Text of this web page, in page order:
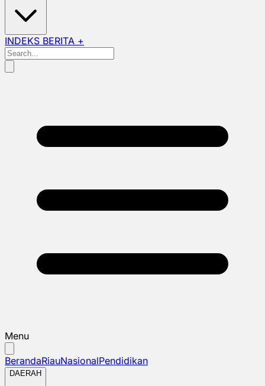
INDEKS BERITA +
Menu
BerandaRiauNasionalPendidikan
DAERAH